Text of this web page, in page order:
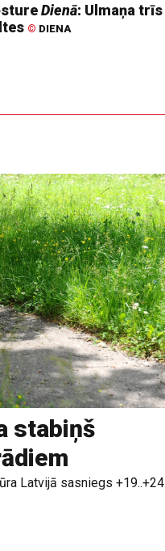
Dienā: Ulmaņa trīs
© DIENA
stabiņš
Latvijā sasniegs +19..+24